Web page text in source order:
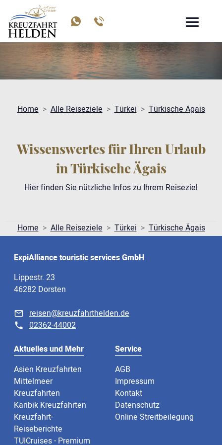
Home Alle Reiseziele Türkei Türkische Ägais
Wissenswertes für Ihren Urlaub
in Türkische Ägais
Hier finden Sie nützliche Infos zu Ihrem Reiseziel
Home Alle Reiseziele Türkei Türkische Ägais
ExpiAlliance touristic services GmbH
Lippestr. 23
46282 Dorsten
reisen@kreuzfahrthelden.de
02362-44002
Aktuelles und Mehr
Asien Kreuzfahrten
Mittelmeer
Kreuzfahrten
Karibik Kreuzfahrten
Kreuzfahrt-
Reiseberichte
TUICruises - Premium
Service
AGB
Impressum
Kontakt
Datenschutz
Online Streitbeilegung